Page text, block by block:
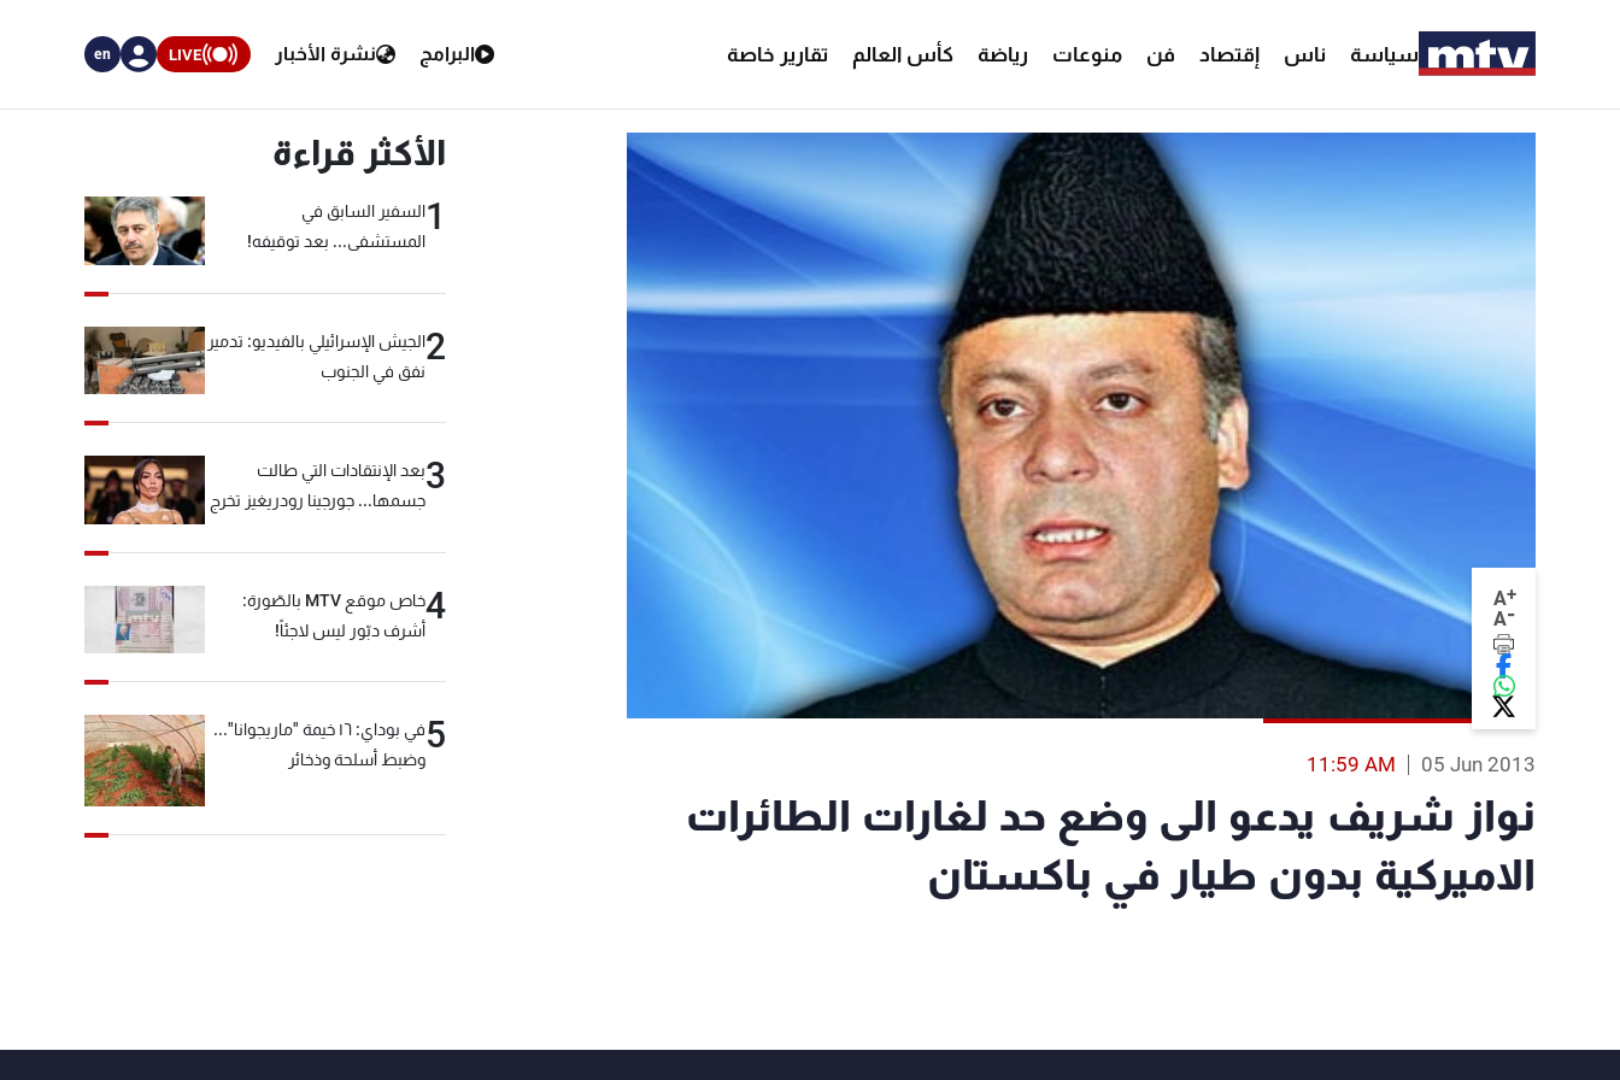
سياسة ناس إقتصاد فن منوعات رياضة كأس العالم تقارير خاصة البرامج نشرة الأخبار LIVE
en
A+
A-
05 Jun 2013
11:59 AM
نواز شريف يدعو الى وضع حد لغارات الطائرات
الاميركية بدون طيار في باكستان
الأكثر قراءة
1السفير السابق في
المستشفى... بعد توقيفه!
2الجيش الإسرائيلي بالفيديو: تدمير
نفق في الجنوب
3بعد الإنتقادات التي طالت
جسمها... جورجينا رودريغيز تخرج
4
خاص موقع MTV بالصّورة:
أشرف دبّور ليس لاجئاً!
5
في بوداي: ١٦ خيمة "ماريجوانا"...
وضبط أسلحة وذخائر